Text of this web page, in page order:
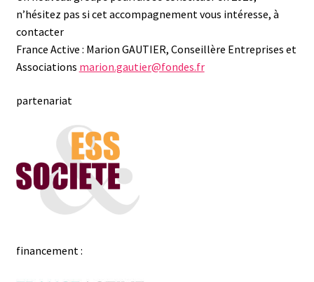
n’hésitez pas si cet accompagnement vous intéresse, à
contacter
France Active : Marion GAUTIER, Conseillère Entreprises et
Associations marion.gautier@fondes.fr
partenariat
financement :